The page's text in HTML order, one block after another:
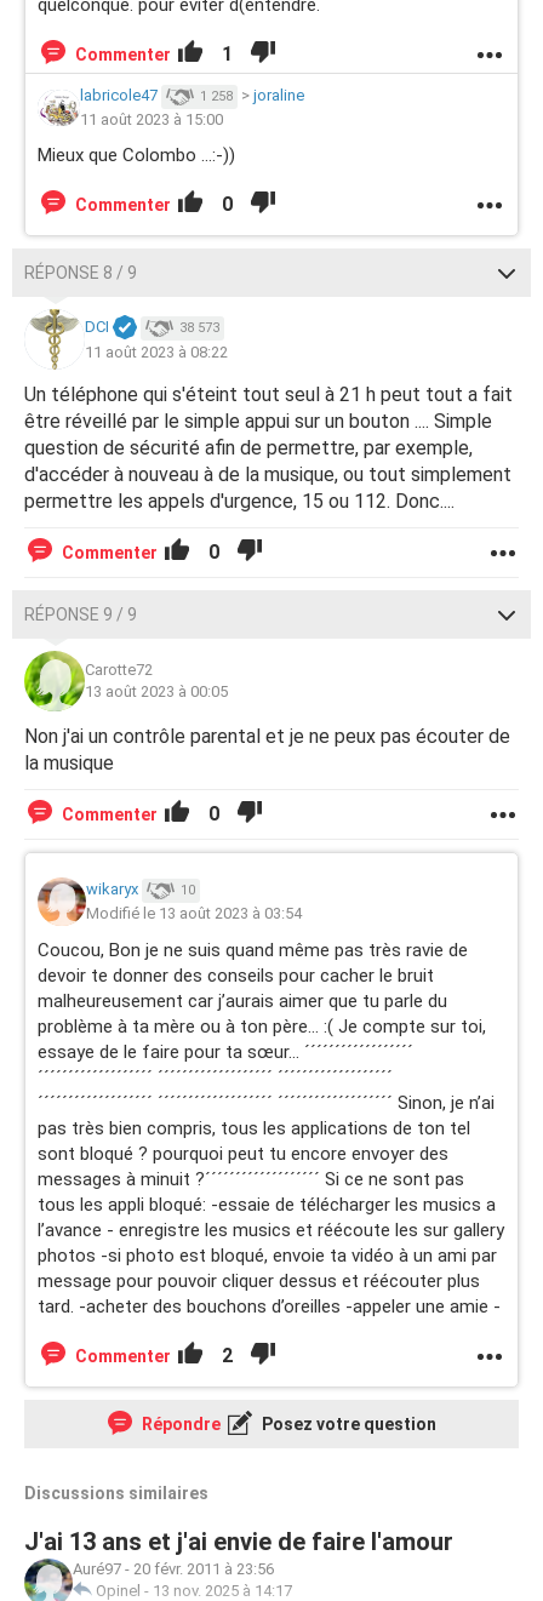
quelconque. pour éviter d(entendre.
Commenter 1
labricole47 1 258 > joraline
11 août 2023 à 15:00
Mieux que Colombo ...:-))
Commenter 0
RÉPONSE 8 / 9
DCI 38 573
11 août 2023 à 08:22
Un téléphone qui s'éteint tout seul à 21 h peut tout a fait
être réveillé par le simple appui sur un bouton .... Simple
question de sécurité afin de permettre, par exemple,
d'accéder à nouveau à de la musique, ou tout simplement
permettre les appels d'urgence, 15 ou 112. Donc....
Commenter 0
RÉPONSE 9 / 9
Carotte72
13 août 2023 à 00:05
Non j'ai un contrôle parental et je ne peux pas écouter de
la musique
Commenter 0
wikaryx 10
Modifié le 13 août 2023 à 03:54
Coucou, Bon je ne suis quand même pas très ravie de
devoir te donner des conseils pour cacher le bruit
malheureusement car j’aurais aimer que tu parle du
problème à ta mère ou à ton père… :( Je compte sur toi,
essaye de le faire pour ta sœur… ´´´´´´´´´´´´´´´´´´
´´´´´´´´´´´´´´´´´´´ ´´´´´´´´´´´´´´´´´´´ ´´´´´´´´´´´´´´´´´´´
´´´´´´´´´´´´´´´´´´´ ´´´´´´´´´´´´´´´´´´´ ´´´´´´´´´´´´´´´´´´´ Sinon, je n’ai
pas très bien compris, tous les applications de ton tel
sont bloqué ? pourquoi peut tu encore envoyer des
messages à minuit ?´´´´´´´´´´´´´´´´´´´ Si ce ne sont pas
tous les appli bloqué: -essaie de télécharger les musics a
l’avance - enregistre les musics et réécoute les sur gallery
photos -si photo est bloqué, envoie ta vidéo à un ami par
message pour pouvoir cliquer dessus et réécouter plus
tard. -acheter des bouchons d’oreilles -appeler une amie -
Commenter 2
Répondre Posez votre question
Discussions similaires
J'ai 13 ans et j'ai envie de faire l'amour
Auré97 - 20 févr. 2011 à 23:56
Opinel - 13 nov. 2025 à 14:17